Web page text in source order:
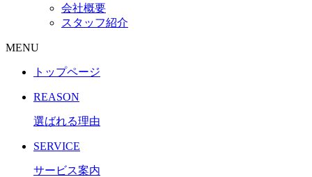
会社概要
スタッフ紹介
MENU
トップページ
REASON
選ばれる理由
SERVICE
サービス案内